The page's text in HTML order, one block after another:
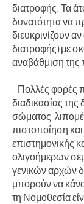
διατροφής. Τα
δυνατότητα να
διευκρινίζουν
διατροφής) με
αναβάθμιση της
Πολλές φορές
διαδικασίας
σώματος-
πιστοποίηση
επιστημονικής
ολιγοήμερων
γενικών αρχών
μπορούν να
τη Νομοθεσία